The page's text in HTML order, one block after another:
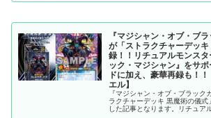
『マジシャン・オブ・ブ
が「ストラクチャーデッ
録！！リチュアルモンス
ック・マジシャン』をサ
ドに加え、豪華再録も！
エル】
『マジシャン・オブ・ブラック
ラクチャーデッキ 黒魔術の儀
した記事となります。リチュア